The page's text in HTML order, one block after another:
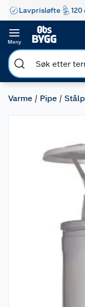
Lavprisløfte
Meny
Varme Pipe